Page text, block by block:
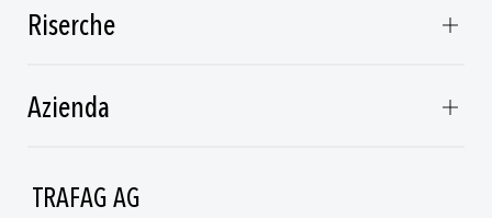
TRAFAG AG
Riserche
Azienda